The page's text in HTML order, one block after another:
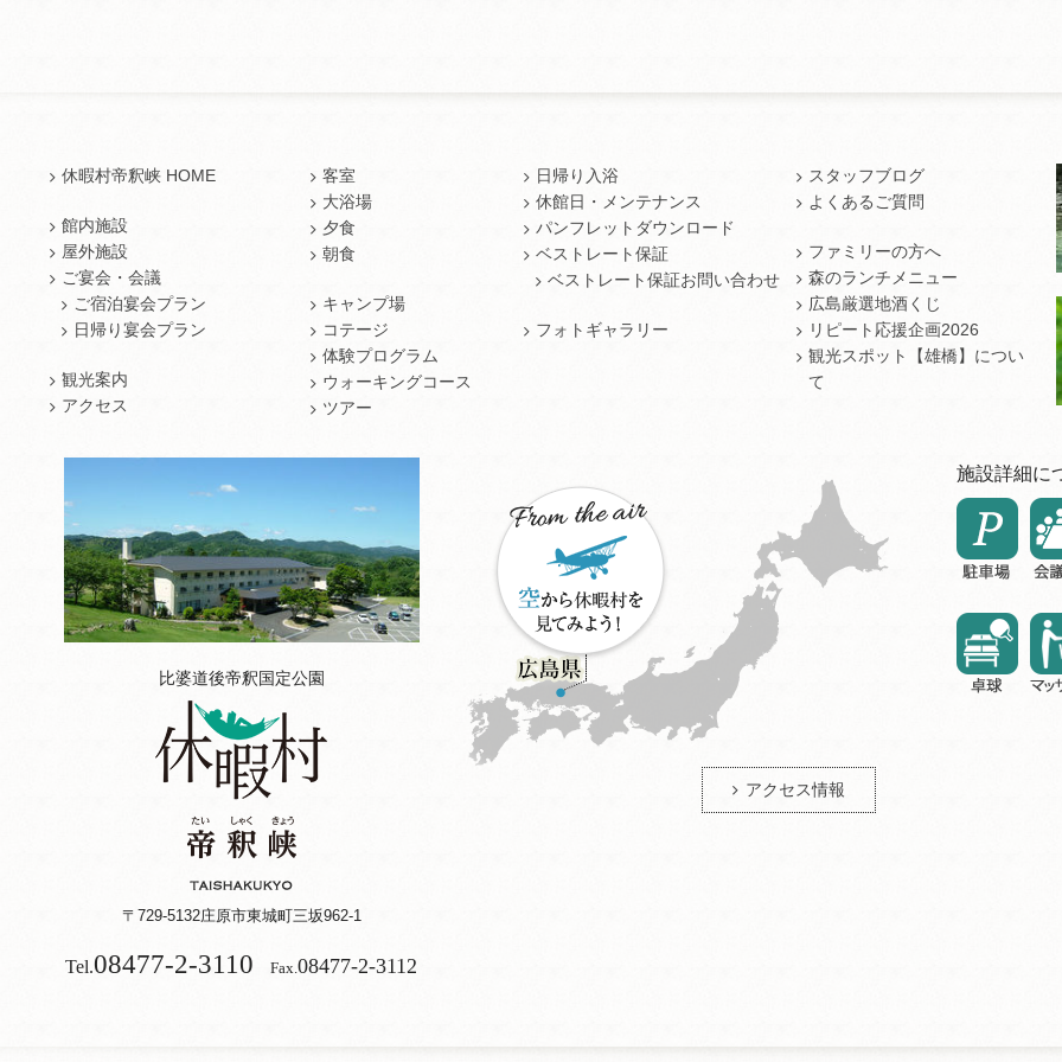
休暇村帝釈峡 HOME
館内施設
屋外施設
ご宴会・会議
ご宿泊宴会プラン
日帰り宴会プラン
観光案内
アクセス
客室
大浴場
夕食
朝食
キャンプ場
コテージ
体験プログラム
ウォーキングコース
ツアー
日帰り入浴
休館日・メンテナンス
パンフレットダウンロード
ベストレート保証
ベストレート保証お問い合わせ
フォトギャラリー
スタッフブログ
よくあるご質問
ファミリーの方へ
森のランチメニュー
広島厳選地酒くじ
リピート応援企画2026
観光スポット【雄橋】につい
て
比婆道後帝釈国定公園
〒729-5132庄原市東城町三坂962-1
Tel.08477-2-3110 Fax. 08477-2-3112
アクセス情報
施設詳細に